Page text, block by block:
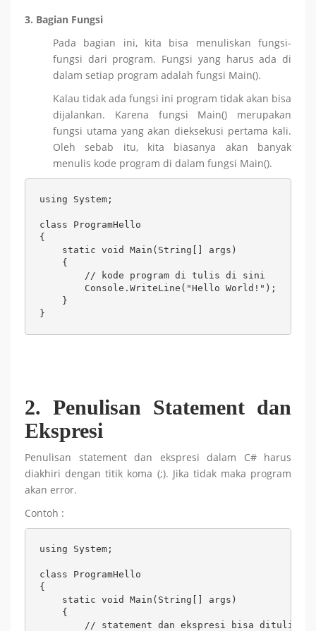
3. Bagian Fungsi
Pada bagian ini, kita bisa menuliskan fungsi-
fungsi dari program. Fungsi yang harus ada di
dalam setiap program adalah fungsi Main().
Kalau tidak ada fungsi ini program tidak akan bisa
dijalankan. Karena fungsi Main() merupakan
fungsi utama yang akan dieksekusi pertama kali.
Oleh sebab itu, kita biasanya akan banyak
menulis kode program di dalam fungsi Main().
using System;
class ProgramHello
{
    static void Main(String[] args)
    {
        // kode program di tulis di sini
        Console.WriteLine("Hello World!");
    }
}
2. Penulisan Statement dan
Ekspresi
Penulisan statement dan ekspresi dalam C# harus
diakhiri dengan titik koma (;). Jika tidak maka program
akan error.
Contoh :
using System;
class ProgramHello
{
    static void Main(String[] args)
    {
// statement dan ekspresi bisa ditulis